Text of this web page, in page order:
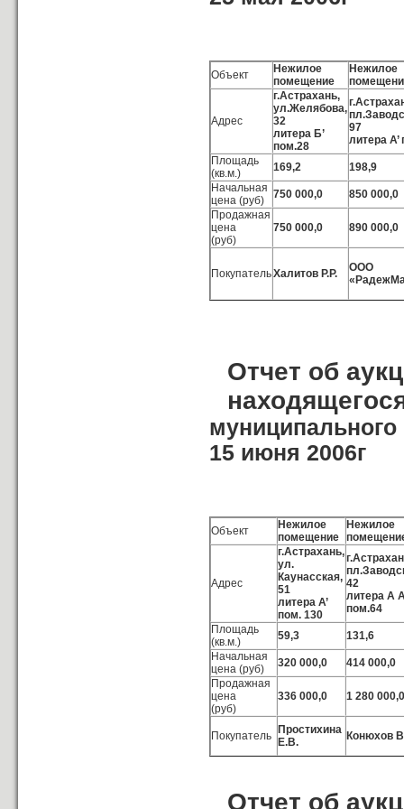
Объект
Нежилое
помещение
Нежилое
Адрес
г.Астрахань,
ул.Желябова,
32
литера Б’
пом.28
97
литера А’
Площадь
(кв.м.)
169,2
198,9
Начальная
цена (руб)
750 000,0
850 000,0
Продажная
цена
(руб)
750 000,0 890 000,0
ПокупательХалитов Р.Р.
ООО
Отчет об
15 июня 2006г
Объект
Нежилое
помещение
Нежилое
Адрес
г.Астрахань,
ул.
Каунасская,
51
литера А’
пом. 130
42
литера А
пом.64
Площадь
(кв.м.)
59,3
131,6
Начальная
цена (руб)
320 000,0
414 000,0
Продажная
цена
(руб)
336 000,0 1 280 000,0
Покупатель
Простихина
Е.В.
Конюхов
Отчет об